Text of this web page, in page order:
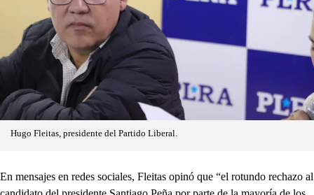
Hugo Fleitas, presidente del Partido Liberal.
En mensajes en redes sociales, Fleitas opinó que “el rotundo rechazo al